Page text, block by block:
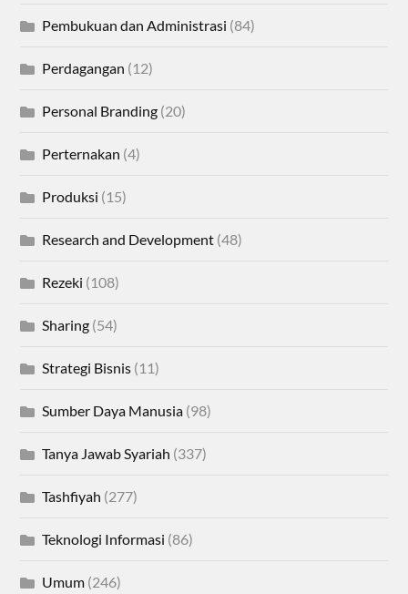
Pembukuan dan Administrasi (84)
Perdagangan (12)
Personal Branding (20)
Perternakan (4)
Produksi (15)
Research and Development (48)
Rezeki (108)
Sharing (54)
Strategi Bisnis (11)
Sumber Daya Manusia (98)
Tanya Jawab Syariah (337)
Tashfiyah (277)
Teknologi Informasi (86)
Umum (246)